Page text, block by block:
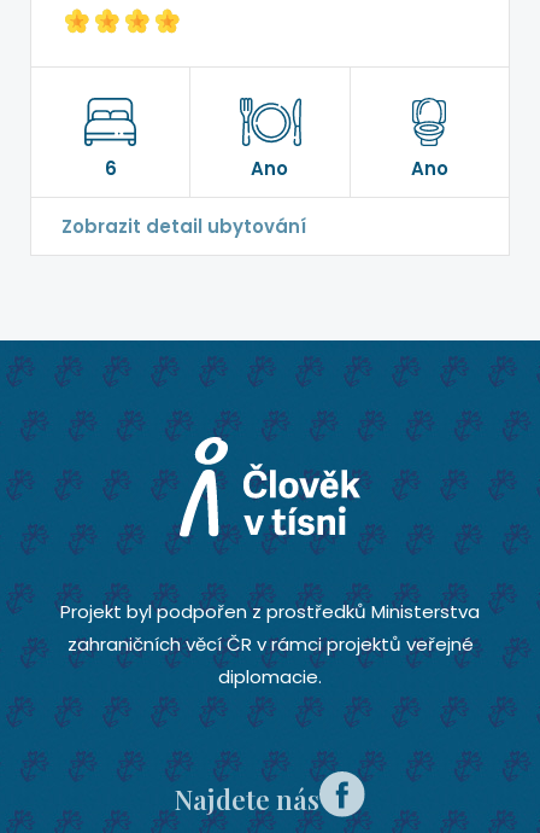
6 Ano Ano
Zobrazit detail ubytování
Projekt byl podpořen z prostředků Ministerstva
zahraničních věcí ČR v rámci projektů veřejné
diplomacie.
Najdete nás